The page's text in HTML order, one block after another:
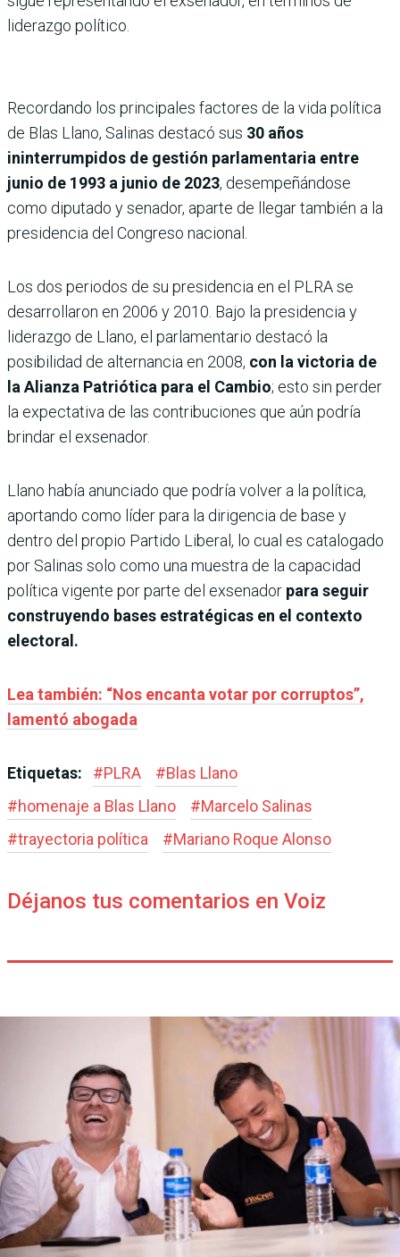
liderazgo político.
Recordando los principales factores de la vida política
de Blas Llano, Salinas destacó sus 30 años
ininterrumpidos de gestión parlamentaria entre
junio de 1993 a junio de 2023, desempeñándose
como diputado y senador, aparte de llegar también a la
presidencia del Congreso nacional.
Los dos periodos de su presidencia en el PLRA se
desarrollaron en 2006 y 2010. Bajo la presidencia y
liderazgo de Llano, el parlamentario destacó la
posibilidad de alternancia en 2008, con la victoria de
la Alianza Patriótica para el Cambio; esto sin perder
la expectativa de las contribuciones que aún podría
brindar el exsenador.
Llano había anunciado que podría volver a la política,
aportando como líder para la dirigencia de base y
dentro del propio Partido Liberal, lo cual es catalogado
por Salinas solo como una muestra de la capacidad
política vigente por parte del exsenador para seguir
construyendo bases estratégicas en el contexto
electoral.
Lea también: “Nos encanta votar por corruptos”,
lamentó abogada
Etiquetas: #PLRA #Blas Llano
#homenaje a Blas Llano #Marcelo Salinas
#trayectoria política #Mariano Roque Alonso
Déjanos tus comentarios en Voiz